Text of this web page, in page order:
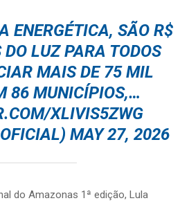
ENERGÉTICA, SÃO R$
LUZ PARA TODOS
MAIS DE 75 MIL
86 MUNICÍPIOS,…
XLIVIS5ZWG
MAY 27, 2026
do Amazonas 1ª edição, Lula